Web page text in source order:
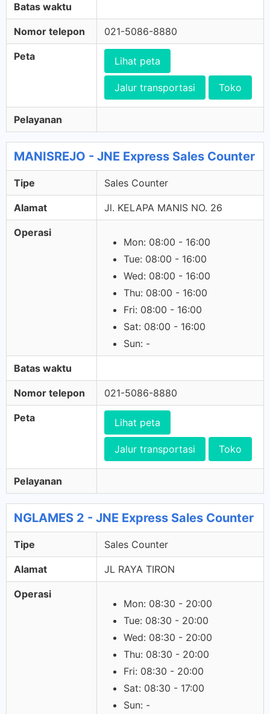
Batas waktu
Nomor telepon 021-5086-8880
Peta Lihat peta
Jalur transportasi Toko
Pelayanan
MANISREJO - JNE Express Sales Counter
Tipe Sales Counter
Alamat Jl. KELAPA MANIS NO. 26
Operasi
Mon: 08:00 - 16:00
Tue: 08:00 - 16:00
Wed: 08:00 - 16:00
Thu: 08:00 - 16:00
Fri: 08:00 - 16:00
Sat: 08:00 - 16:00
Sun: -
Batas waktu
Nomor telepon 021-5086-8880
Peta Lihat peta
Jalur transportasi Toko
Pelayanan
NGLAMES 2 - JNE Express Sales Counter
Tipe Sales Counter
Alamat JL RAYA TIRON
Operasi
Mon: 08:30 - 20:00
Tue: 08:30 - 20:00
Wed: 08:30 - 20:00
Thu: 08:30 - 20:00
Fri: 08:30 - 20:00
Sat: 08:30 - 17:00
Sun: -